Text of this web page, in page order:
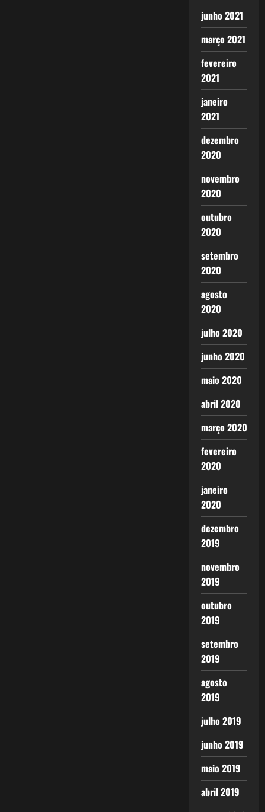
junho 2021
março 2021
fevereiro
2021
janeiro
2021
dezembro
2020
novembro
2020
outubro
2020
setembro
2020
agosto
2020
julho 2020
junho 2020
maio 2020
abril 2020
março 2020
fevereiro
2020
janeiro
2020
dezembro
2019
novembro
2019
outubro
2019
setembro
2019
agosto
2019
julho 2019
junho 2019
maio 2019
abril 2019